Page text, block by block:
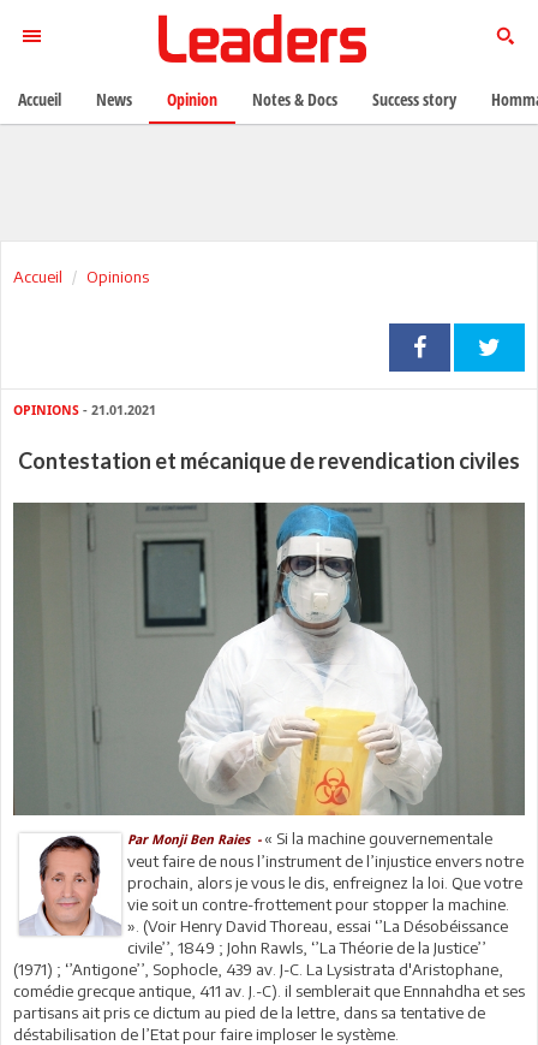
Accueil Opinions
OPINIONS - 21.01.2021
Contestation et mécanique de revendication civiles
Par Monji Ben Raies - « Si la machine gouvernementale
veut faire de nous l’instrument de l’injustice envers notre
prochain, alors je vous le dis, enfreignez la loi. Que votre
vie soit un contre-frottement pour stopper la machine.
». (Voir Henry David Thoreau, essai ‘’La Désobéissance
civile’’, 1849 ; John Rawls, ‘’La Théorie de la Justice’’
(1971) ; ‘’Antigone’’, Sophocle, 439 av. J-C. La Lysistrata d'Aristophane,
comédie grecque antique, 411 av. J.-C). il semblerait que Ennnahdha et ses
partisans ait pris ce dictum au pied de la lettre, dans sa tentative de
déstabilisation de l’Etat pour faire imploser le système.
Accueil News Opinion Notes & Docs Success story